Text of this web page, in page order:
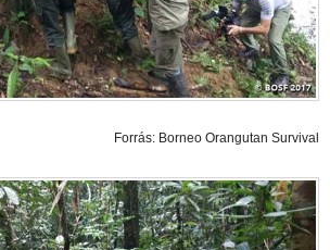
Forrás: Borneo Orangutan Survival